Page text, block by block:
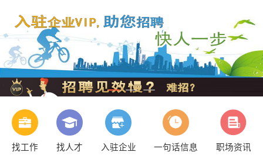
找工作 找人才 入驻企业 一句话信息
职场资讯